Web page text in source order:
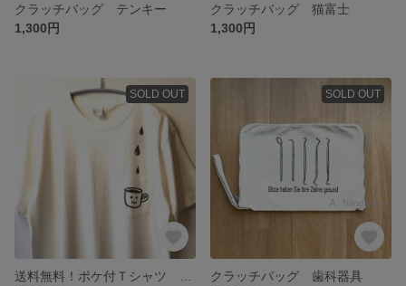
クラッチバッグ テンキー
1,300円
クラッチバッグ 猫富士
1,300円
SOLD OUT SOLD OUT
クラッチバッグ 歯科器具